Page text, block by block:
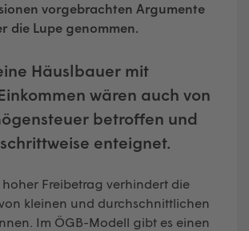
vorgebrachten Argumente
die Lupe genommen.
Häuslbauer mit
wären auch von
betroffen und
enteignet.
hoher Freibetrag verhindert die
kleinen und durchschnittlichen
Im ÖGB-Modell gibt es einen